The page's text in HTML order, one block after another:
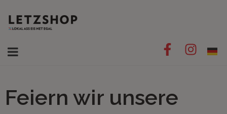
Feiern wir unsere